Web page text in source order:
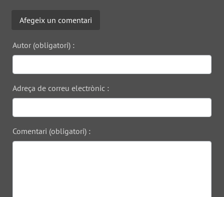
Afegeix un comentari
Autor (obligatori) :
Adreça de correu electrònic :
Comentari (obligatori) :